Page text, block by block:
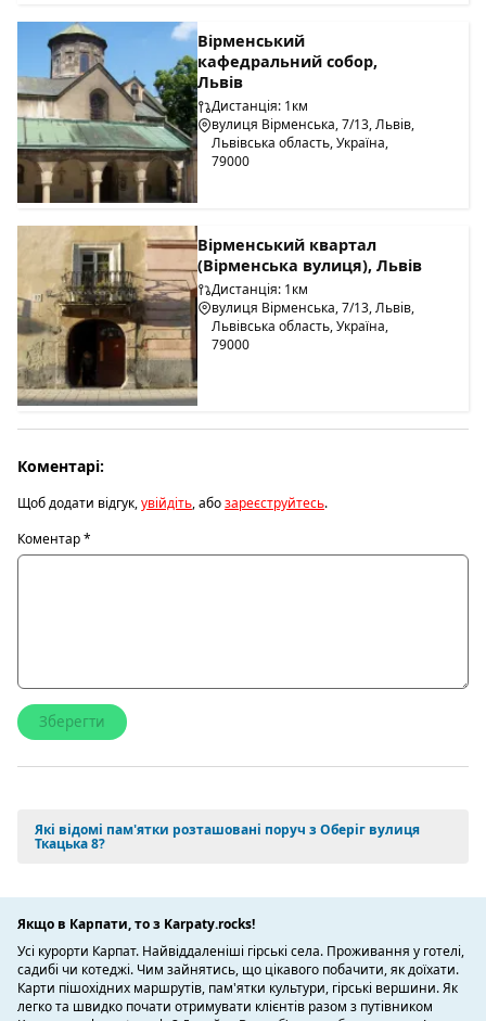
Вірменський
кафедральний собор,
Львів
Дистанція: 1км
вулиця Вірменська, 7/13, Львів,
Львівська область, Україна,
79000
Вірменський квартал
(Вірменська вулиця), Львів
Дистанція: 1км
вулиця Вірменська, 7/13, Львів,
Львівська область, Україна,
79000
Коментарі:
Щоб додати відгук,увійдіть, абозареєструйтесь.
Коментар*
Які відомі пам'ятки розташовані поруч з Оберіг вулиця
Ткацька 8?
Якщо в Карпати, то з Karpaty.rocks!
Усі курорти Карпат. Найвіддаленіші гірські села. Проживання у готелі,
садибі чи котеджі. Чим зайнятись, що цікавого побачити, як доїхати.
Карти пішохідних маршрутів, пам'ятки культури, гірські вершини. Як
легко та швидко почати отримувати клієнтів разом з путівником